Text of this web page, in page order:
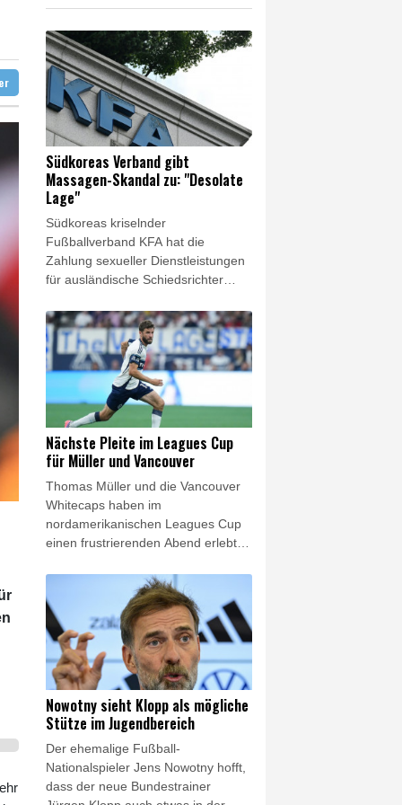
Region Kiew
begrüßt es
Drogengewalt an
Südkoreas Verband gibt
Massagen-Skandal zu: "Desolate
Lage"
Südkoreas kriselnder
Fußballverband KFA hat die
Zahlung sexueller Dienstleistungen
für ausländische Schiedsrichter
auf der Verbandswebseite teilte die
KFA mit: "Wir entschuldigen uns
zutiefst dafür, dass wir Ihnen durch
die verschiedenen Vorfälle im
Zusammenhang mit dem Verband
Sorgen bereitet haben."
Nächste Pleite im Leagues Cup
für Müller und Vancouver
Thomas Müller und die Vancouver
Whitecaps haben im
nordamerikanischen Leagues Cup
einen frustrierenden Abend erlebt.
Atlante verloren die Kanadier gegen
den FC Juárez auch das zweite
Spiel der Gruppenphase, beim 1:3
(1:1) gingen die Whitecaps trotz
Führung und deutlichem
Chancenplus erneut leer aus.
Nowotny sieht Klopp als mögliche
Stütze im Jugendbereich
Der ehemalige Fußball-
Nationalspieler Jens Nowotny hofft,
dass der neue Bundestrainer